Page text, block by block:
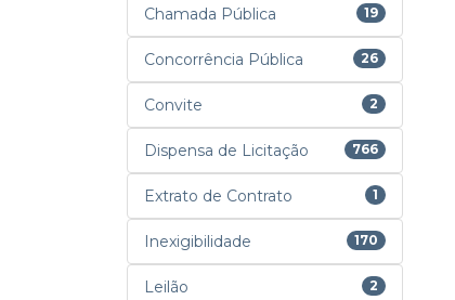
Chamada Pública 19
Concorrência Pública 26
Convite 2
Dispensa de Licitação 766
Extrato de Contrato 1
Inexigibilidade 170
Leilão 2